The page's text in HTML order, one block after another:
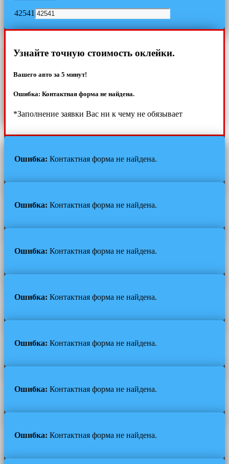
42541
Узнайте точную стоимость оклейки.
Вашего авто за 5 минут!
Ошибка: Контактная форма не найдена.
*Заполнение заявки Вас ни к чему не обязывает
Ошибка: Контактная форма не найдена.
Ошибка: Контактная форма не найдена.
Ошибка: Контактная форма не найдена.
Ошибка: Контактная форма не найдена.
Ошибка: Контактная форма не найдена.
Ошибка: Контактная форма не найдена.
Ошибка: Контактная форма не найдена.